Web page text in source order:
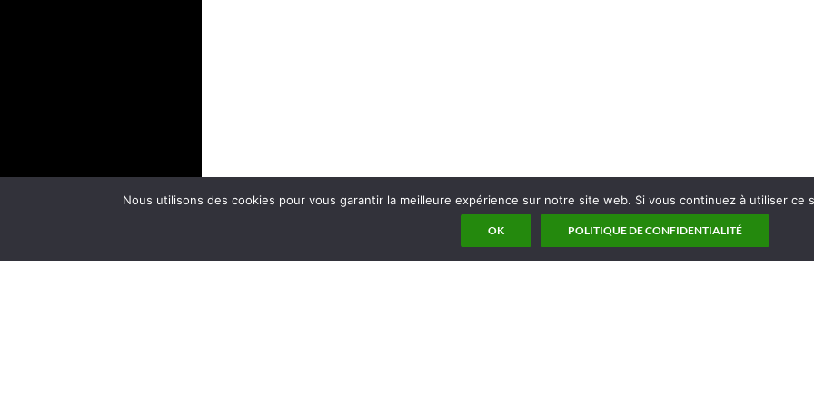
Nous utilisons des cookies pour vous garantir la meilleure expérience sur notre site web. Si vous continuez à utiliser
OK POLITIQUE DE CONFIDENTIALITÉ